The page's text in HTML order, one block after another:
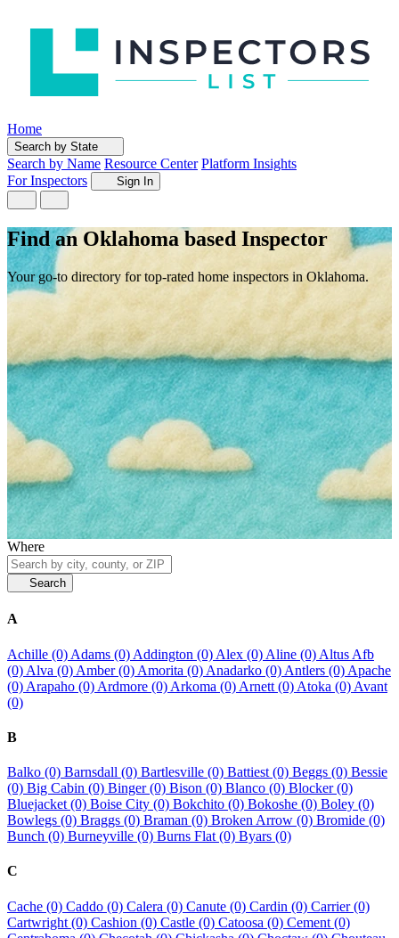
Home
Search by State
Search by Name Resource Center Platform Insights
For Inspectors
Sign In
Find an Oklahoma based Inspector
Your go-to directory for top-rated home inspectors in Oklahoma.
Where
Search
A
Achille (0) Adams (0) Addington (0) Alex (0) Aline (0) Altus Afb
(0) Alva (0) Amber (0) Amorita (0) Anadarko (0) Antlers (0) Apache
(0) Arapaho (0) Ardmore (0) Arkoma (0) Arnett (0) Atoka (0) Avant
(0)
B
Balko (0) Barnsdall (0) Bartlesville (0) Battiest (0) Beggs (0) Bessie
(0) Big Cabin (0) Binger (0) Bison (0) Blanco (0) Blocker (0)
Bluejacket (0) Boise City (0) Bokchito (0) Bokoshe (0) Boley (0)
Bowlegs (0) Braggs (0) Braman (0) Broken Arrow (0) Bromide (0)
Bunch (0) Burneyville (0) Burns Flat (0) Byars (0)
C
Cache (0) Caddo (0) Calera (0) Canute (0) Cardin (0) Carrier (0)
Cartwright (0) Cashion (0) Castle (0) Catoosa (0) Cement (0)